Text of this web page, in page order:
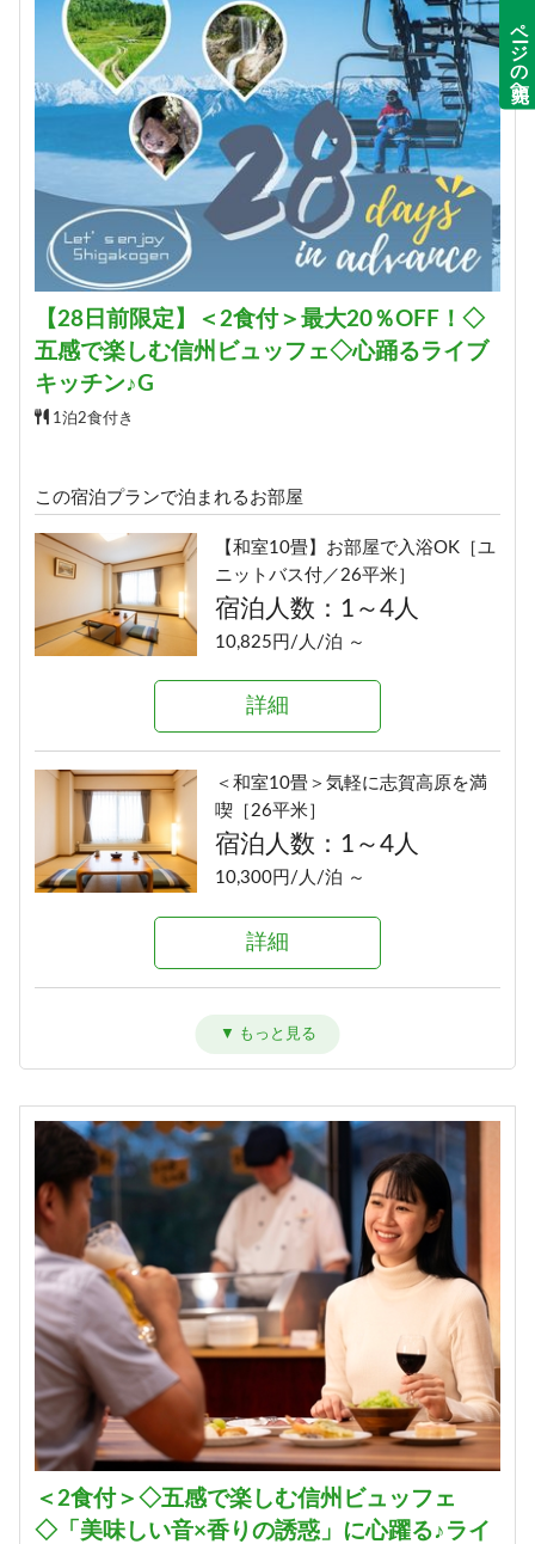
■デラックス和洋室■ゲレンデビュ
ー［洗い場付バス／54平米］
宿泊人数：2～6人
12,520円/人/泊 ～
詳細
【28日前限定】＜2食付＞最大20％OFF！◇
五感で楽しむ信州ビュッフェ◇心踊るライブ
キッチン♪G
1泊2食付き
この宿泊プランで泊まれるお部屋
【和室10畳】お部屋で入浴OK［ユ
ニットバス付／26平米］
宿泊人数：1～4人
10,825円/人/泊 ～
詳細
＜和室10畳＞気軽に志賀高原を満
喫［26平米］
宿泊人数：1～4人
10,300円/人/泊 ～
詳細
詳細
【和室13畳】＜角部屋・眺望抜群
＞ゲレンデビュー［30平米］
宿泊人数：2～5人
11,160円/人/泊 ～
詳細
【ツイン】ふたり旅にちょうどい
い［ユニットバス／21平米］
＜2食付＞◇五感で楽しむ信州ビュッフェ
◇「美味しい音×香りの誘惑」に心躍る♪ライ
ページの先頭へ